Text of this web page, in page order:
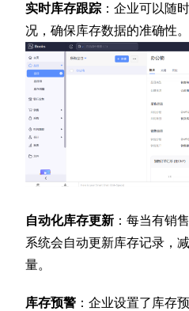
实时库存跟踪 ：企业可以随
况，确保库存数据的准确性。
自动化库存更新 ：每当有销
系统会自动更新库存记录，
量。
库存预警 ：企业设置了库存